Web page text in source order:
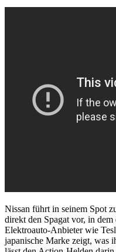
Nissan führt in seinem Spot
direkt den Spagat vor, in
Elektroauto-Anbieter wie
japanische Marke zeigt, was